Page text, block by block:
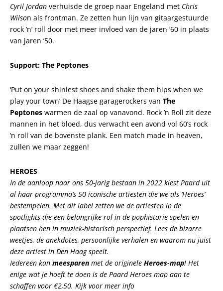
Cyril Jordan verhuisde de groep naar Engeland met Chris
Wilson als frontman. Ze zetten hun lijn van gitaargestuurde
rock ‘n’ roll door met meer invloed van de jaren ’60 in plaats
van jaren ’50.
Support: The Peptones
‘Put on your shiniest shoes and shake them hips when we
play your town’ De Haagse garagerockers van The
Peptones warmen de zaal op vanavond. Rock ’n Roll zit deze
mannen in het bloed, dus verwacht een avond vol 60’s rock
’n roll van de bovenste plank. Een match made in heaven,
zullen we maar zeggen!
HEROES
In de aanloop naar ons 50-jarig bestaan in 2022 kiest Paard uit
al haar programma’s 50 iconische artiesten die we als ‘Heroes’
bestempelen. Met dit label zetten we de artiesten in de
spotlights die een belangrijke rol in de pophistorie spelen en
plaatsen hen in muziek-historisch perspectief. Lees de bizarre
weetjes, de anekdotes, persoonlijke verhalen en waarom nu juist
deze artiest in Den Haag speelt.
Iedereen kan meesparen met de originele Heroes-map! Het
enige wat je hoeft te doen is de Paard Heroes map aan te
schaffen voor €2,50. Kijk voor meer info